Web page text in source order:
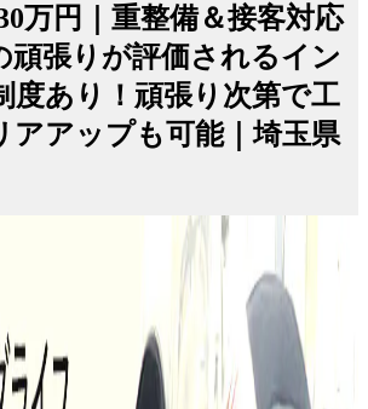
万円｜重整備＆接客対応
頑張りが評価されるイン
度あり！頑張り次第で工
アアップも可能｜埼玉県